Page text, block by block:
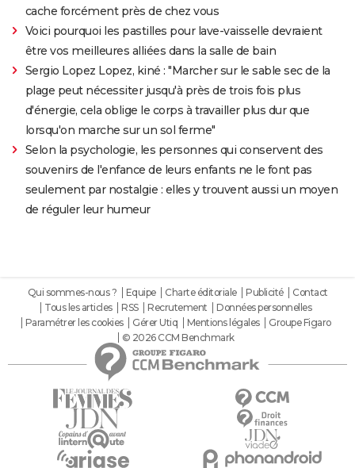
cache forcément près de chez vous
Voici pourquoi les pastilles pour lave-vaisselle devraient
être vos meilleures alliées dans la salle de bain
Sergio Lopez Lopez, kiné : "Marcher sur le sable sec de la
plage peut nécessiter jusqu'à près de trois fois plus
d'énergie, cela oblige le corps à travailler plus dur que
lorsqu'on marche sur un sol ferme"
Selon la psychologie, les personnes qui conservent des
souvenirs de l'enfance de leurs enfants ne le font pas
seulement par nostalgie : elles y trouvent aussi un moyen
de réguler leur humeur
Qui sommes-nous ? Equipe Charte éditoriale Publicité
Contact
Tous les articles
RSS Recrutement
Données personnelles
Paramétrer les cookies
Gérer Utiq Mentions légales
Groupe Figaro
© 2026 CCM Benchmark